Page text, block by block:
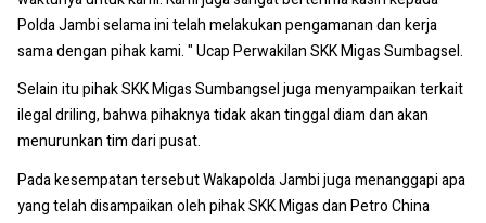
Polda Jambi selama ini telah melakukan pengamanan dan kerja
sama dengan pihak kami. " Ucap Perwakilan SKK Migas Sumbagsel.
Selain itu pihak SKK Migas Sumbangsel juga menyampaikan terkait
ilegal driling, bahwa pihaknya tidak akan tinggal diam dan akan
menurunkan tim dari pusat.
Pada kesempatan tersebut Wakapolda Jambi juga menanggapi apa
yang telah disampaikan oleh pihak SKK Migas dan Petro China